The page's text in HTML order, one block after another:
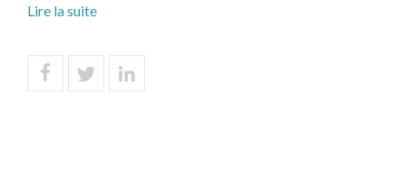
Lire la suite